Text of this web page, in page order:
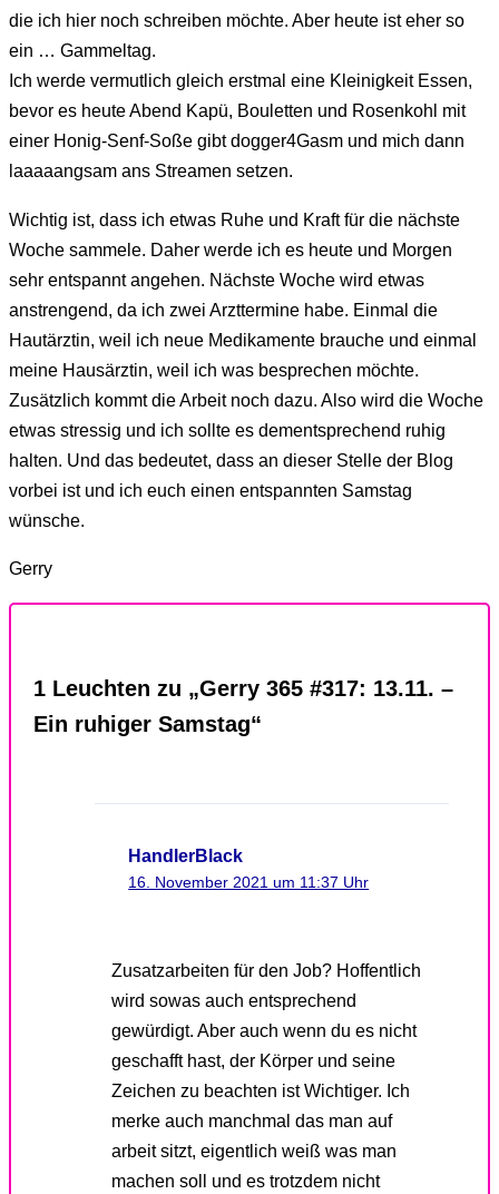
die ich hier noch schreiben möchte. Aber heute ist eher so
ein … Gammeltag.
Ich werde vermutlich gleich erstmal eine Kleinigkeit Essen,
bevor es heute Abend Kapü, Bouletten und Rosenkohl mit
einer Honig-Senf-Soße gibt dogger4Gasm und mich dann
laaaaangsam ans Streamen setzen.
Wichtig ist, dass ich etwas Ruhe und Kraft für die nächste
Woche sammele. Daher werde ich es heute und Morgen
sehr entspannt angehen. Nächste Woche wird etwas
anstrengend, da ich zwei Arzttermine habe. Einmal die
Hautärztin, weil ich neue Medikamente brauche und einmal
meine Hausärztin, weil ich was besprechen möchte.
Zusätzlich kommt die Arbeit noch dazu. Also wird die Woche
etwas stressig und ich sollte es dementsprechend ruhig
halten. Und das bedeutet, dass an dieser Stelle der Blog
vorbei ist und ich euch einen entspannten Samstag
wünsche.
Gerry
1 Leuchten zu „Gerry 365 #317: 13.11. –
Ein ruhiger Samstag“
HandlerBlack
16. November 2021 um 11:37 Uhr
Zusatzarbeiten für den Job? Hoffentlich
wird sowas auch entsprechend
gewürdigt. Aber auch wenn du es nicht
geschafft hast, der Körper und seine
Zeichen zu beachten ist Wichtiger. Ich
merke auch manchmal das man auf
arbeit sitzt, eigentlich weiß was man
machen soll und es trotzdem nicht